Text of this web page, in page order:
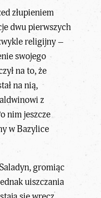
złupieniem
dwu pierwszych
religijny –
swojego
na to, że
na nią,
z
nim jeszcze
w Bazylice
gromiąc
uiszczania